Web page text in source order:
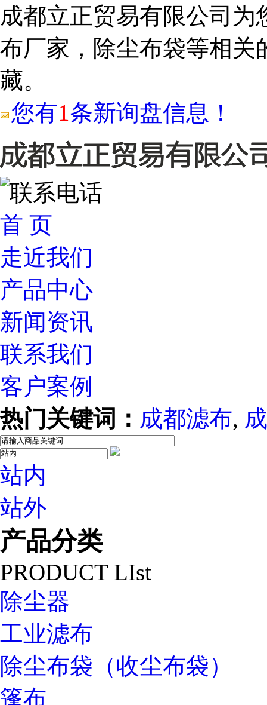
成都立正贸易有限公司为
布厂家，除尘布袋等相关
藏。
您有1条新询盘信息！
首 页
走近我们
产品中心
新闻资讯
联系我们
客户案例
热门关键词： 成都滤布,
站内
站外
产品分类
PRODUCT LIst
除尘器
工业滤布
除尘布袋（收尘布袋）
篷布